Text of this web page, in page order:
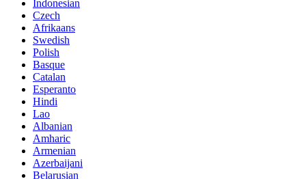
Indonesian
Czech
Afrikaans
Swedish
Polish
Basque
Catalan
Esperanto
Hindi
Lao
Albanian
Amharic
Armenian
Azerbaijani
Belarusian